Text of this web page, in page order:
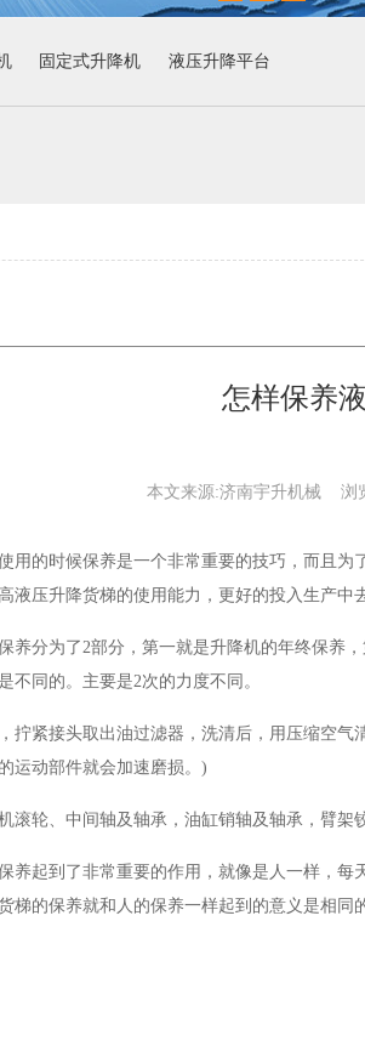
固定式升降机 液压升降平台
怎样保养
本文来源:济南宇升机械 浏
用的时候保养是一个非常重要的技巧，而且
液压升降货梯的使用能力，更好的投入生产中
养分为了2部分，第一就是升降机的年终保养
不同的。主要是2次的力度不同。
拧紧接头取出油过滤器，洗清后，用压缩空
运动部件就会加速磨损。)
滚轮、中间轴及轴承，油缸销轴及轴承，臂架
养起到了非常重要的作用，就像是人一样，
梯的保养就和人的保养一样起到的意义是相同